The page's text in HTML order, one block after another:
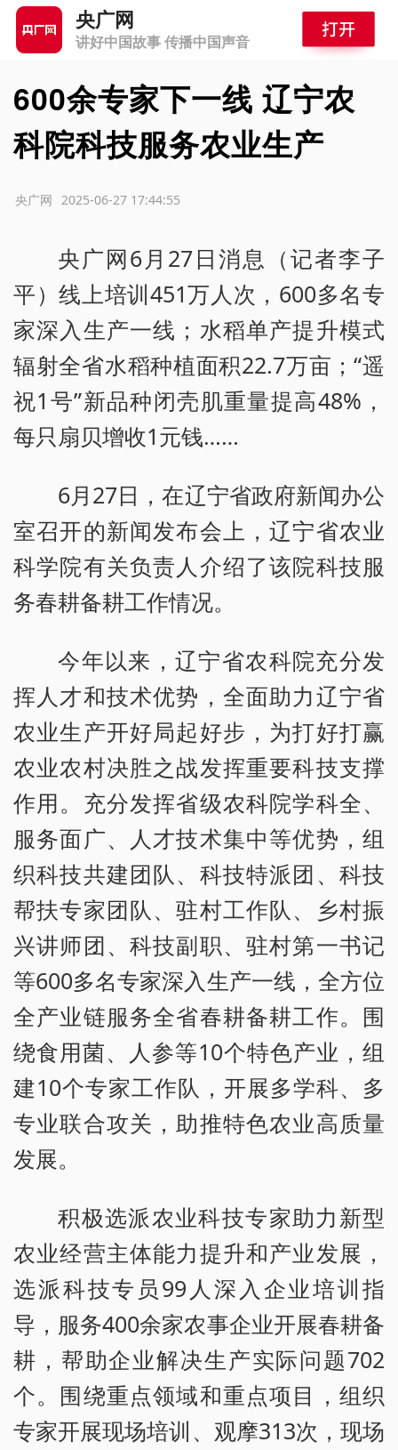
央广网
讲好中国故事 传播中国声音
600余专家下一线 辽宁农
科院科技服务农业生产
2025-06-27 17:44:55
央广网
央广网6月27日消息（记者李子
平）线上培训451万人次，600多名专
家深入生产一线；水稻单产提升模式
辐射全省水稻种植面积22.7万亩；“遥
祝1号”新品种闭壳肌重量提高48%，
每只扇贝增收1元钱……
6月27日，在辽宁省政府新闻办公
室召开的新闻发布会上，辽宁省农业
科学院有关负责人介绍了该院科技服
务春耕备耕工作情况。
今年以来，辽宁省农科院充分发
挥人才和技术优势，全面助力辽宁省
农业生产开好局起好步，为打好打赢
农业农村决胜之战发挥重要科技支撑
作用。充分发挥省级农科院学科全、
服务面广、人才技术集中等优势，组
织科技共建团队、科技特派团、科技
帮扶专家团队、驻村工作队、乡村振
兴讲师团、科技副职、驻村第一书记
等600多名专家深入生产一线，全方位
全产业链服务全省春耕备耕工作。围
绕食用菌、人参等10个特色产业，组
建10个专家工作队，开展多学科、多
专业联合攻关，助推特色农业高质量
发展。
积极选派农业科技专家助力新型
农业经营主体能力提升和产业发展，
选派科技专员99人深入企业培训指
导，服务400余家农事企业开展春耕备
耕，帮助企业解决生产实际问题702
个。围绕重点领域和重点项目，组织
专家开展现场培训、观摩313次，现场